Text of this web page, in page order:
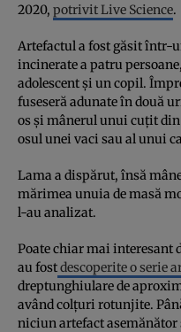
2020, potrivit Live Science.
Artefactul a fost găsit într-
incinerate a patru
adolescent și un copil.
fuseseră adunate în două
os și mânerul unui cuțit
osul unei vaci sau al unui
Lama a dispărut, însă
mărimea unuia de masă
l-au analizat.
Poate chiar mai interesant
au fostdescoperite o serie
dreptunghiulare de
având colțuri rotunjite.
niciun artefact asemănător